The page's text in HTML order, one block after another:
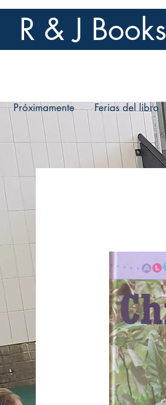
R & J Books
Próximamente Ferias del libro